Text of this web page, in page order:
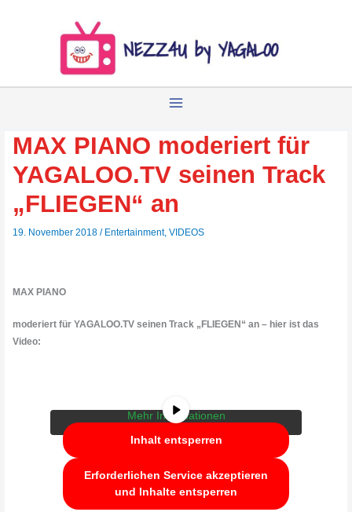
MAX PIANO moderiert für
YAGALOO.TV seinen Track
„FLIEGEN“ an
19. November 2018/ Entertainment,VIDEOS
MAX PIANO
moderiert für YAGALOO.TV seinen Track „FLIEGEN“ an – hier ist das
Video:
Mehr Informationen
Inhalt entsperren
Erforderlichen Service akzeptieren
und Inhalte entsperren